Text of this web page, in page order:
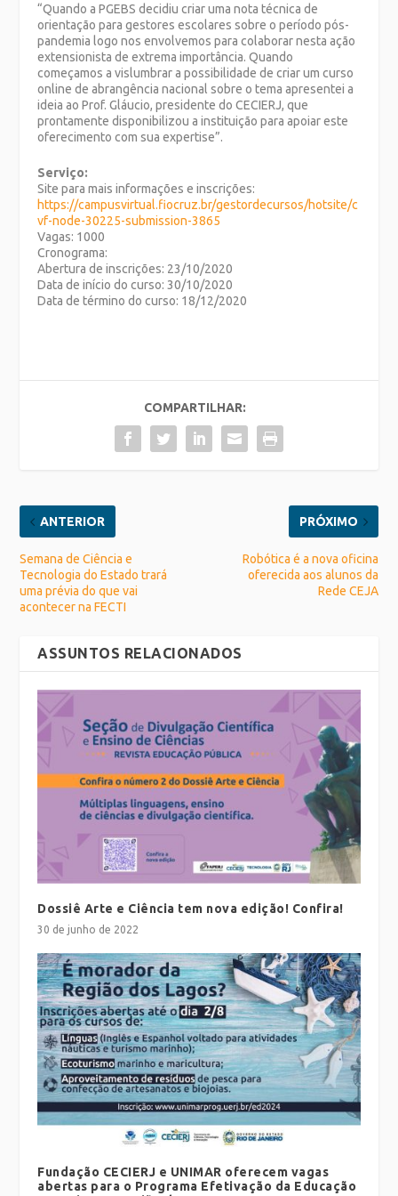
“Quando a PGEBS decidiu criar uma nota técnica de
orientação para gestores escolares sobre o período pós-
pandemia logo nos envolvemos para colaborar nesta ação
extensionista de extrema importância. Quando
começamos a vislumbrar a possibilidade de criar um curso
online de abrangência nacional sobre o tema apresentei a
ideia ao Prof. Gláucio, presidente do CECIERJ, que
prontamente disponibilizou a instituição para apoiar este
oferecimento com sua expertise”.
Serviço:
Site para mais informações e inscrições:
https://campusvirtual.fiocruz.br/gestordecursos/hotsite/c
vf-node-30225-submission-3865
Vagas: 1000
Cronograma:
Abertura de inscrições: 23/10/2020
Data de início do curso: 30/10/2020
Data de término do curso: 18/12/2020
COMPARTILHAR:
ANTERIOR
Semana de Ciência e
Tecnologia do Estado trará
uma prévia do que vai
acontecer na FECTI
PRÓXIMO
Robótica é a nova oficina
oferecida aos alunos da
Rede CEJA
ASSUNTOS RELACIONADOS
Dossiê Arte e Ciência tem nova edição! Confira!
30 de junho de 2022
Fundação CECIERJ e UNIMAR oferecem vagas
abertas para o Programa Efetivação da Educação